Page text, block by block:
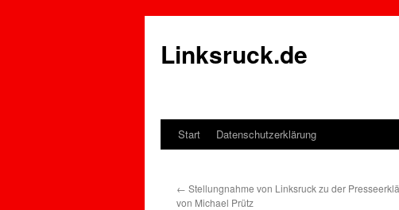
Linksruck.de
Springe
Inhalt
Start Datenschutzerklärung
← Stellungnahme von Linksruck zu der
von Michael Prütz